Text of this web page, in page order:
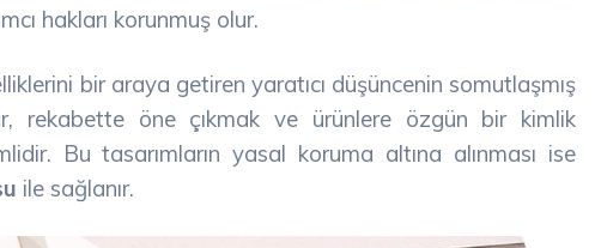
hakları korunmuş olur.
bir araya getiren yaratıcı düşüncenin somutlaşmış
rekabette öne çıkmak ve ürünlere özgün bir kimlik
Bu tasarımların yasal koruma altına alınması ise
ile sağlanır.